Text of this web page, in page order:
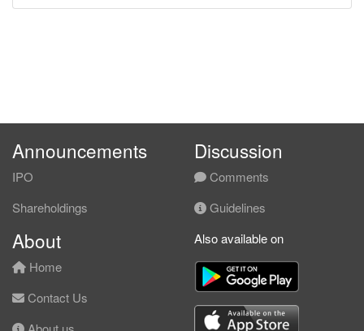
Announcements
IPO
Shareholdings
Discussion
Comments
Guidelines
About
Home
Contact Us
Also available on